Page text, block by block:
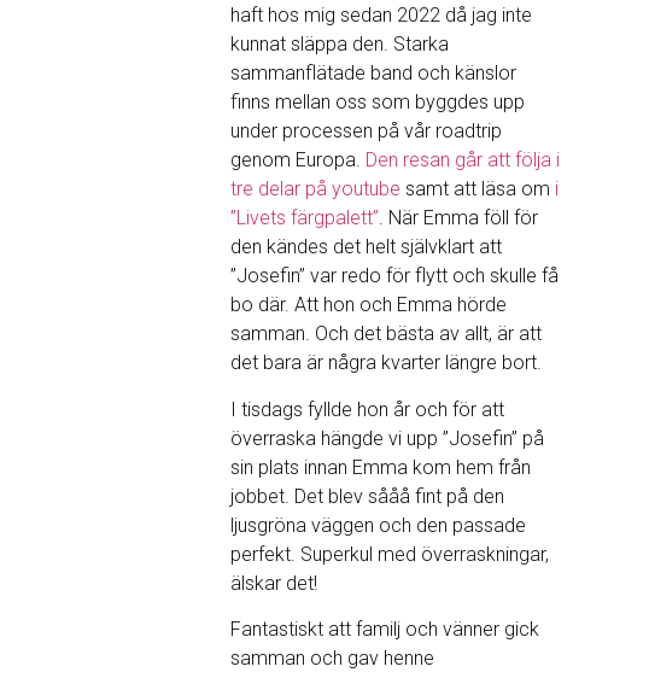
haft hos mig sedan 2022 då jag inte
kunnat släppa den. Starka
sammanflätade band och känslor
finns mellan oss som byggdes upp
under processen på vår roadtrip
genom Europa. Den resan går att följa i
tre delar på youtube samt att läsa om i
”Livets färgpalett”. När Emma föll för
den kändes det helt självklart att
”Josefin” var redo för flytt och skulle få
bo där. Att hon och Emma hörde
samman. Och det bästa av allt, är att
det bara är några kvarter längre bort.
I tisdags fyllde hon år och för att
överraska hängde vi upp ”Josefin” på
sin plats innan Emma kom hem från
jobbet. Det blev sååå fint på den
ljusgröna väggen och den passade
perfekt. Superkul med överraskningar,
älskar det!
Fantastiskt att familj och vänner gick
samman och gav henne